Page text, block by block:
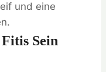
und eine
Sein